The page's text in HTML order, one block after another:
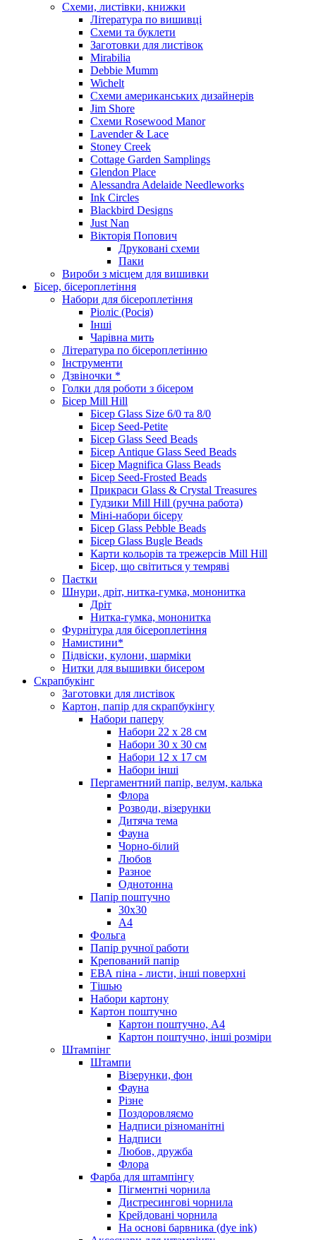
Схеми, листівки, книжки
Література по вишивці
Схеми та буклети
Заготовки для листівок
Mirabilia
Debbie Mumm
Wichelt
Схеми американських дизайнерів
Jim Shore
Cхеми Rosewood Manor
Lavender & Lace
Stoney Creek
Cottage Garden Samplings
Glendon Place
Alessandra Adelaide Needleworks
Ink Circles
Blackbird Designs
Just Nan
Вікторія Попович
Друковані схеми
Паки
Вироби з місцем для вишивки
Бісер, бісероплетіння
Набори для бісероплетіння
Ріоліс (Росія)
Інші
Чарівна мить
Література по бісероплетінню
Інструменти
Дзвіночки *
Голки для роботи з бісером
Бісер Mill Hill
Бісер Glass Size 6/0 та 8/0
Бісер Seed-Petite
Бісер Glass Seed Beads
Бісер Antique Glass Seed Beads
Бісер Magnifica Glass Beads
Бісер Seed-Frosted Beads
Прикраси Glass & Crystal Treasures
Гудзики Mill Hill (ручна работа)
Міні-набори бісеру
Бісер Glass Pebble Beads
Бісер Glass Bugle Beads
Карти кольорів та трежерсів Mill Hill
Бісер, що світиться у темряві
Паєтки
Шнури, дріт, нитка-гумка, мононитка
Дріт
Нитка-гумка, мононитка
Фурнітура для бісероплетіння
Намистини*
Підвіски, кулони, шарміки
Нитки для вышивки бисером
Скрапбукінг
Заготовки для листівок
Картон, папір для скрапбукінгу
Набори паперу
Набори 22 х 28 см
Набори 30 х 30 см
Набори 12 х 17 см
Набори інші
Пергаментний папір, велум, калька
Флора
Розводи, візерунки
Дитяча тема
Фауна
Чорно-білий
Любов
Разное
Однотонна
Папір поштучно
30х30
А4
Фольга
Папір ручної работи
Крепований папір
ЕВА піна - листи, інші поверхні
Тішью
Набори картону
Картон поштучно
Картон поштучно, А4
Картон поштучно, інші розміри
Штампінг
Штампи
Візерунки, фон
Фауна
Різне
Поздоровляємо
Надписи різноманітні
Надписи
Любов, дружба
Флора
Фарба для штампінгу
Пігментні чорнила
Дистресингові чорнила
Крейдовані чорнила
На основі барвника (dye ink)